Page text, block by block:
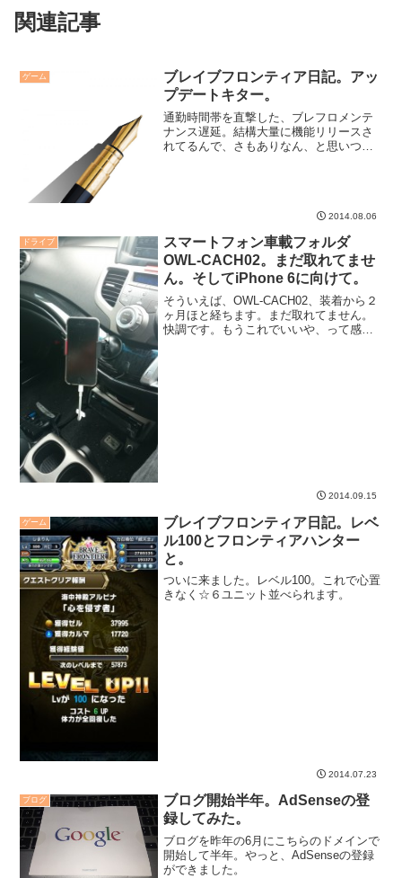
関連記事
ゲーム
ブレイブフロンティア日記。アッ
プデートキター。
通勤時間帯を直撃した、ブレフロメンテ
ナンス遅延。結構大量に機能リリースさ
れてるんで、さもありなん、と思いつ
2014.08.06
ドライブ
スマートフォン車載フォルダ
OWL-CACH02。まだ取れてませ
ん。そしてiPhone 6に向けて。
そういえば、OWL-CACH02、装着から２
ヶ月ほと経ちます。まだ取れてません。
快調です。もうこれでいいや、って感
2014.09.15
ゲーム
ブレイブフロンティア日記。レベ
ル100とフロンティアハンター
と。
ついに来ました。レベル100。これで心置
きなく☆６ユニット並べられます。
2014.07.23
ブログ
ブログ開始半年。AdSenseの登
録してみた。
ブログを昨年の6月にこちらのドメインで
開始して半年。やっと、AdSenseの登録
ができました。